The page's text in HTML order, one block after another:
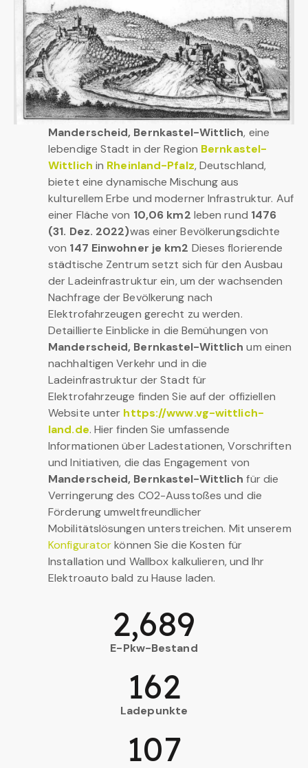
Manderscheid, Bernkastel-Wittlich, eine
lebendige Stadt in der Region Bernkastel-
Wittlich in Rheinland-Pfalz, Deutschland,
bietet eine dynamische Mischung aus
kulturellem Erbe und moderner Infrastruktur. Auf
einer Fläche von 10,06 km2 leben rund 1476
(31. Dez. 2022)was einer Bevölkerungsdichte
von 147 Einwohner je km2 Dieses florierende
städtische Zentrum setzt sich für den Ausbau
der Ladeinfrastruktur ein, um der wachsenden
Nachfrage der Bevölkerung nach
Elektrofahrzeugen gerecht zu werden.
Detaillierte Einblicke in die Bemühungen von
Manderscheid, Bernkastel-Wittlich um einen
nachhaltigen Verkehr und in die
Ladeinfrastruktur der Stadt für
Elektrofahrzeuge finden Sie auf der offiziellen
Website unter https://www.vg-wittlich-
land.de. Hier finden Sie umfassende
Informationen über Ladestationen, Vorschriften
und Initiativen, die das Engagement von
Manderscheid, Bernkastel-Wittlich für die
Verringerung des CO2-Ausstoßes und die
Förderung umweltfreundlicher
Mobilitätslösungen unterstreichen. Mit unserem
Konfiguratorkönnen Sie die Kosten für
Installation und Wallbox kalkulieren, und Ihr
Elektroauto bald zu Hause laden.
E-Pkw-Bestand
2,689
Ladepunkte
162
107